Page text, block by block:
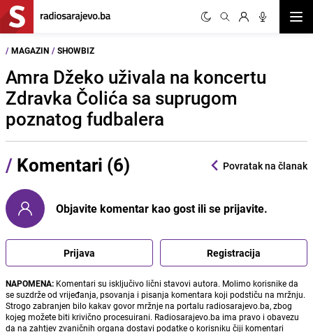
/ MAGAZIN / SHOWBIZ
Amra Džeko uživala na koncertu
Zdravka Čolića sa suprugom
poznatog fudbalera
/ Komentari (6) Povratak na članak
Objavite komentar kao gost ili se prijavite.
Prijava Registracija
NAPOMENA: Komentari su isključivo lični stavovi autora. Molimo korisnike da
se suzdrže od vrijeđanja, psovanja i pisanja komentara koji podstiču na mržnju.
Strogo zabranjen bilo kakav govor mržnje na portalu radiosarajevo.ba, zbog
kojeg možete biti krivično procesuirani. Radiosarajevo.ba ima pravo i obavezu
da na zahtjev zvaničnih organa dostavi podatke o korisniku čiji komentari